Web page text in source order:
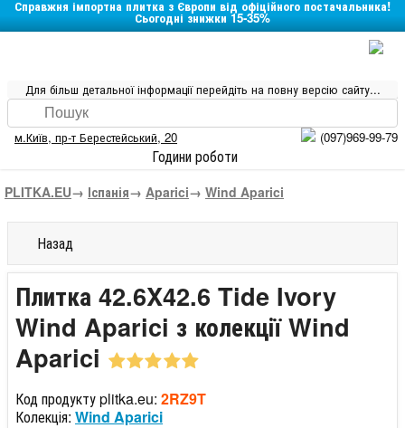
Справжня імпортна плитка з Європи від офіційного постачальника!
Сьогодні знижки 15-35%
Для більш детальної інформації перейдіть на повну версію сайту...
м.Київ, пр-т Берестейський, 20 (097)969-99-79
Години роботи
PLITKA.EU→ Іспанія→ Aparici→ Wind Aparici
Назад
Плитка 42.6X42.6 Tide Ivory
Wind Aparici з колекції Wind
Aparici
Код продукту plitka.eu: 2RZ9T
Колекція: Wind Aparici